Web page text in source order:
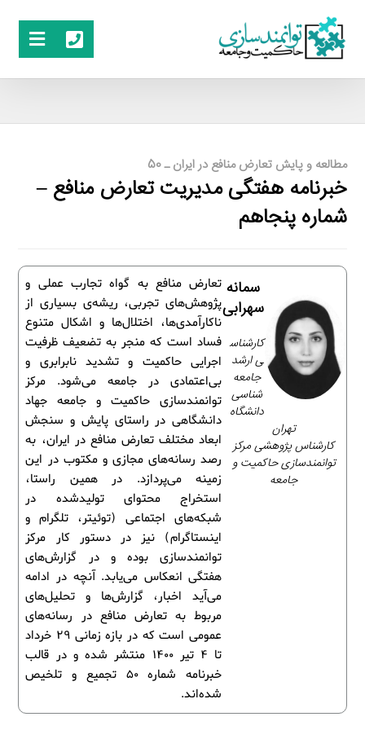
مطالعه و پایش تعارض منافع در ایران ـ 50
خبرنامه هفتگی مدیریت تعارض منافع –
شماره پنجاهم
تعارض منافع به گواه تجارب عملی و
پژوهش‌های تجربی، ریشه‌ی بسیاری از
ناکارآمدی‌ها، اختلال‌ها و اشکال متنوع
فساد است که منجر به تضعیف ظرفیت
اجرایی حاکمیت و تشدید نابرابری و
بی‌اعتمادی در جامعه می‌شود. مرکز
توانمندسازی حاکمیت و جامعه جهاد
دانشگاهی در راستای پایش و سنجش
ابعاد مختلف تعارض منافع در ایران، به
رصد رسانه‌های مجازی و مکتوب در این
زمینه می‌پردازد. در همین راستا،
استخراج محتوای تولیدشده در
شبکه‌های اجتماعی (توئیتر، تلگرام و
اینستاگرام) نیز در دستور کار مرکز
توانمندسازی بوده و در گزارش‌های
هفتگی انعکاس می‌یابد. آنچه در ادامه
می‌آید اخبار، گزارش‌ها و تحلیل‌های
مربوط به تعارض منافع در رسانه‌های
عمومی است که در بازه زمانی 29 خرداد
تا 4 تیر 1400 منتشر شده و در قالب
خبرنامه شماره 50 تجمیع و تلخیص
شده‌اند.
سمانه
سهرابی
کارشناس
ی ارشد
جامعه‌
شناسی
دانشگاه
تهران
کارشناس پژوهشی مرکز
توانمندسازی حاکمیت و
جامعه